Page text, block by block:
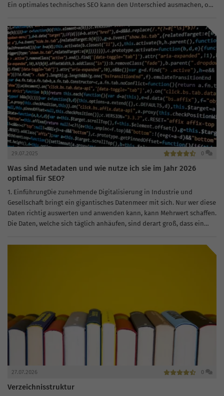
Ein optimales technisches SEO kann den Unterschied ausmachen, ob
29.07.2025 0
Was sind Metadaten und wie nutze ich sie im Jahr 2026
optimal für SEO?
1. EinführungDie zunehmende Digitalisierung in Industrie und
Gesellschaft bringt ein gigantisches Datenmeer mit sich. Nur wer diese
Daten richtig auswerten und anwenden kann, kann Mehrwert schaffen.
Die Daten, welche sich täglich anhäufen, sind derart groß, dass ein
27.07.2026 0
Verzeichnisstruktur